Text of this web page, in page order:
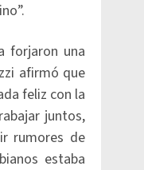
forjaron una
afirmó que
feliz con la
juntos,
rumores de
estaba